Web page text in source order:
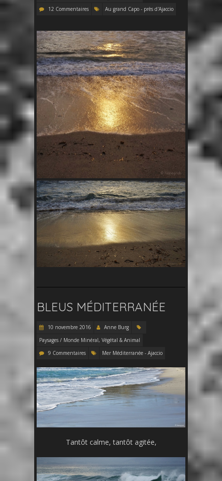
12 Commentaires
Au grand Capo - près d'Ajaccio
BLEUS MÉDITERRANÉE
10 novembre 2016
Anne Burg
Paysages / Monde Minéral, Végétal & Animal
9 Commentaires
Mer Méditerranée - Ajaccio
Tantôt calme, tantôt agitée,